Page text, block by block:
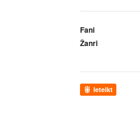
Fani
Žanri
Ieteikt